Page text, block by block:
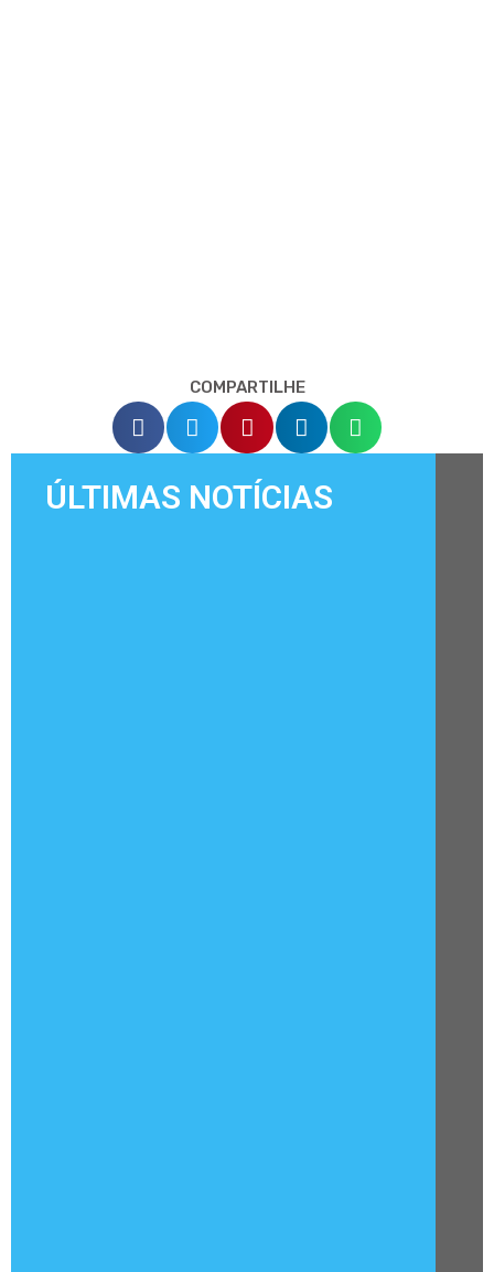
COMPARTILHE
ÚLTIMAS NOTÍCIAS